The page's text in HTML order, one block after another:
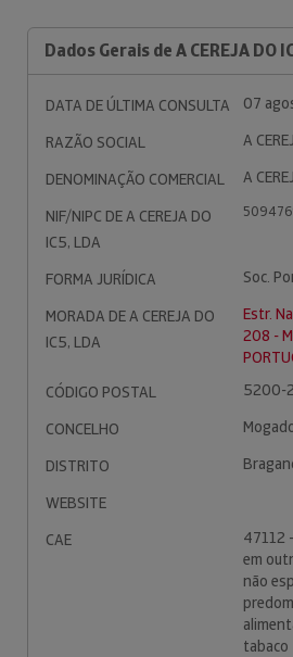
Dados Gerais de A CEREJA DO
DATA DE ÚLTIMA CONSULTA
07
RAZÃO SOCIAL
A
DENOMINAÇÃO COMERCIAL
A
NIF/NIPC DE A CEREJA DO
IC5, LDA
FORMA JURÍDICA
Soc.
MORADA DE A CEREJA DO
IC5, LDA
Estr.
208 -
CÓDIGO POSTAL
5200-
CONCELHO
DISTRITO
WEBSITE
CAE
47112
em
não
tabaco